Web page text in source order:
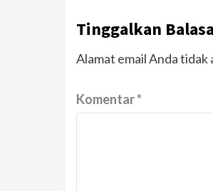
Tinggalkan
Alamat email Anda tidak
Komentar*